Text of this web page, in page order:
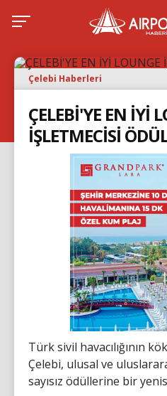
Çelebi Haberleri
ÇELEBİ'YE EN İYİ
İŞLETMECİSİ
Türk sivil havacılığının
Çelebi, ulusal ve
sayısız ödüllerine bir